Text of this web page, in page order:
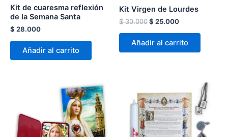
Kit de cuaresma reflexión
de la Semana Santa
$ 28.000
Añadir al carrito
Kit Virgen de Lourdes
$30.000$ 25.000
Añadir al carrito